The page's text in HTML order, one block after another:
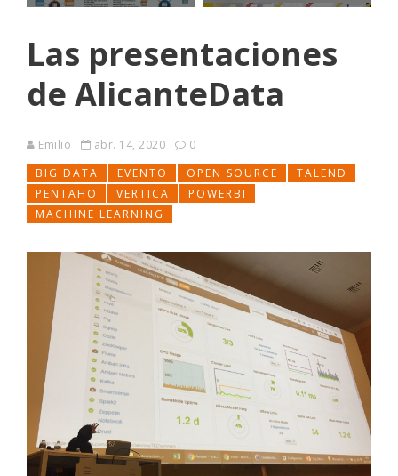
Las presentaciones
de AlicanteData
Emilio abr. 14, 2020
0
BIG DATA
EVENTO OPEN SOURCE
TALEND
PENTAHO
VERTICA
POWERBI
MACHINE LEARNING